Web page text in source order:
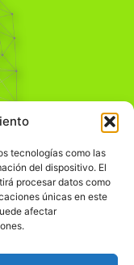
tecnologías como las
del dispositivo. El
procesar datos como
únicas en este
afectar